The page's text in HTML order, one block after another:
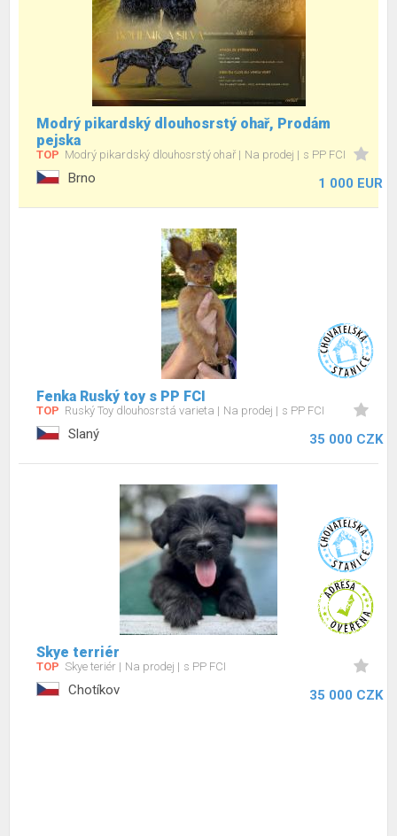
Modrý pikardský dlouhosrstý ohař, Prodám
pejska
TOP Modrý pikardský dlouhosrstý ohař Na prodej s PP FCI
Brno 1 000 EUR
Fenka Ruský toy s PP FCI
TOP Ruský Toy dlouhosrstá varieta Na prodej s PP FCI
Slaný 35 000 CZK
Skye terriér
TOP Skye teriér Na prodej s PP FCI
Chotíkov 35 000 CZK